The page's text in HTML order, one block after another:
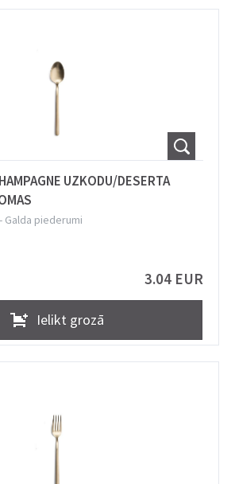
UZKODU/DESERTA
- Galda piederumi
3.04 EUR
Ielikt grozā